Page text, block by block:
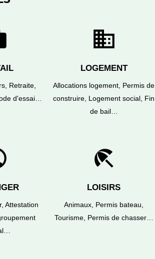
Retraite,
d'essai…
domain
LOGEMENT
Allocations logement, Permis de
construire, Logement social, Fin
de bail…
Attestation
beach_access
LOISIRS
Animaux, Permis bateau,
Tourisme, Permis de chasser…